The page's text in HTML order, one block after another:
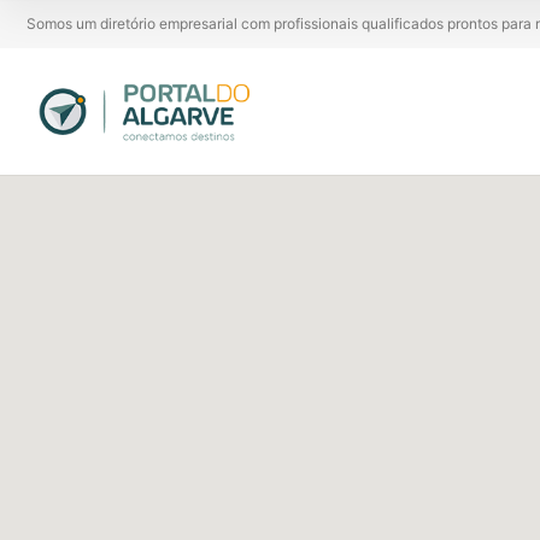
Somos um diretório empresarial com profissionais qualificados prontos